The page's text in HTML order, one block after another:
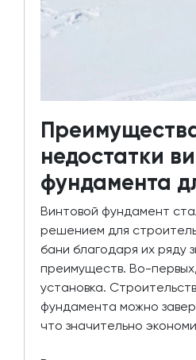
недостатки
фундамента
Винтовой фундамент
решением для
бани благодаря их ряду
преимуществ. Во-
установка.
фундамента можно
что значительно